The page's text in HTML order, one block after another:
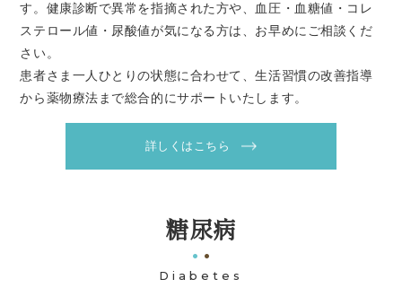
す。健康診断で異常を指摘された方や、血圧・血糖値・コレ
ステロール値・尿酸値が気になる方は、お早めにご相談くだ
さい。
患者さま一人ひとりの状態に合わせて、生活習慣の改善指導
から薬物療法まで総合的にサポートいたします。
詳しくはこちら
糖尿病
Diabetes